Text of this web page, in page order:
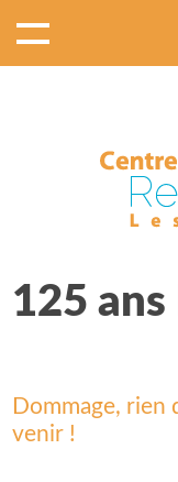
125
Dommage, rien
venir !